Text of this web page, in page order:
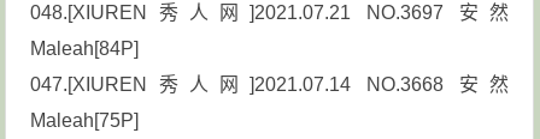
048.[XIUREN秀人网]2021.07.21 NO.3697 安然
Maleah[84P]
047.[XIUREN秀人网]2021.07.14 NO.3668 安然
Maleah[75P]